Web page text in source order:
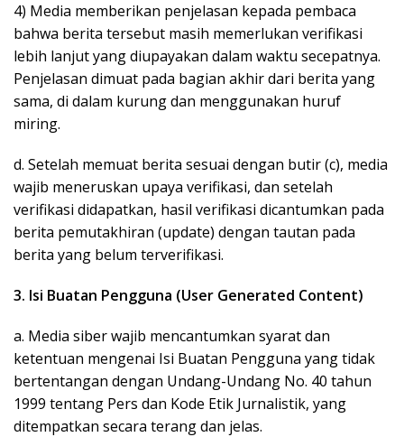
4) Media memberikan penjelasan kepada pembaca
bahwa berita tersebut masih memerlukan verifikasi
lebih lanjut yang diupayakan dalam waktu secepatnya.
Penjelasan dimuat pada bagian akhir dari berita yang
sama, di dalam kurung dan menggunakan huruf
miring.
d. Setelah memuat berita sesuai dengan butir (c), media
wajib meneruskan upaya verifikasi, dan setelah
verifikasi didapatkan, hasil verifikasi dicantumkan pada
berita pemutakhiran (update) dengan tautan pada
berita yang belum terverifikasi.
3. Isi Buatan Pengguna (User Generated Content)
a. Media siber wajib mencantumkan syarat dan
ketentuan mengenai Isi Buatan Pengguna yang tidak
bertentangan dengan Undang-Undang No. 40 tahun
1999 tentang Pers dan Kode Etik Jurnalistik, yang
ditempatkan secara terang dan jelas.